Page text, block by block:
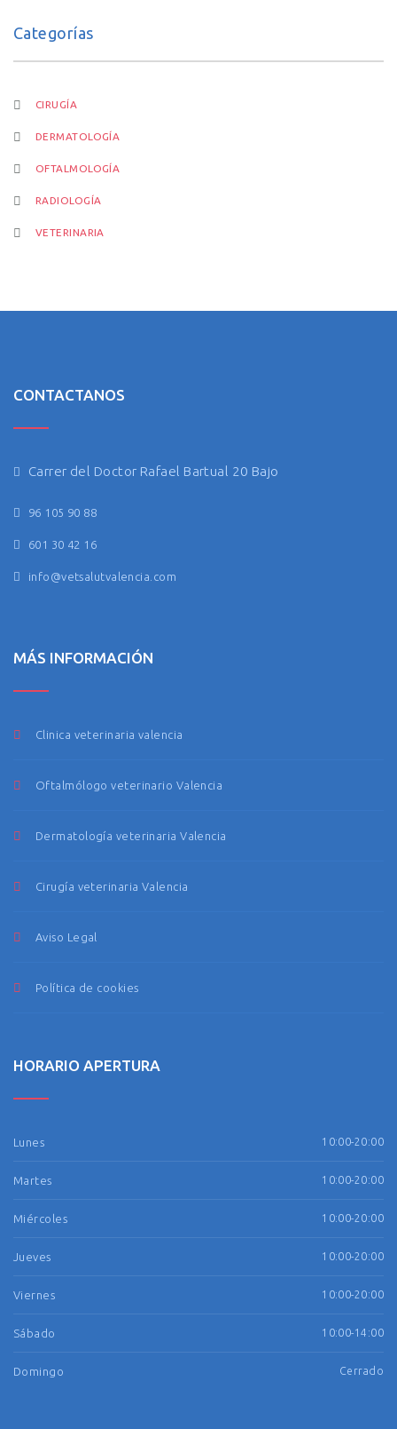
Categorías
CIRUGÍA
DERMATOLOGÍA
OFTALMOLOGÍA
RADIOLOGÍA
VETERINARIA
CONTACTANOS
Carrer del Doctor Rafael Bartual 20 Bajo
96 105 90 88
601 30 42 16
info@vetsalutvalencia.com
MÁS INFORMACIÓN
Clinica veterinaria valencia
Oftalmólogo veterinario Valencia
Dermatología veterinaria Valencia
Cirugía veterinaria Valencia
Aviso Legal
Política de cookies
HORARIO APERTURA
Lunes 10:00-20:00
Martes 10:00-20:00
Miércoles 10:00-20:00
Jueves 10:00-20:00
Viernes 10:00-20:00
Sábado 10:00-14:00
Domingo Cerrado